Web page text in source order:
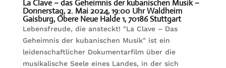
La Clave – das Geheimnis der kubanischen Musik –
Donnerstag, 2. Mai 2024, 19:00 Uhr Waldheim
Gaisburg, Obere Neue Halde 1, 70186 Stuttgart
Lebensfreude, die ansteckt! "La Clave – Das
Geheimnis der kubanischen Musik" ist ein
leidenschaftlicher Dokumentarfilm über die
musikalische Seele eines Landes, in der sich